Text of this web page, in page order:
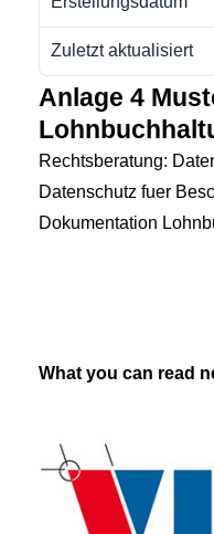
Zuletzt aktualisiert
Anlage 4
Rechtsberatung:
Datenschutz fuer
Dokumentation
What you can read